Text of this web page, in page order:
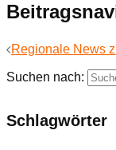
Regionale News
Suchen nach:
Schlagwörter